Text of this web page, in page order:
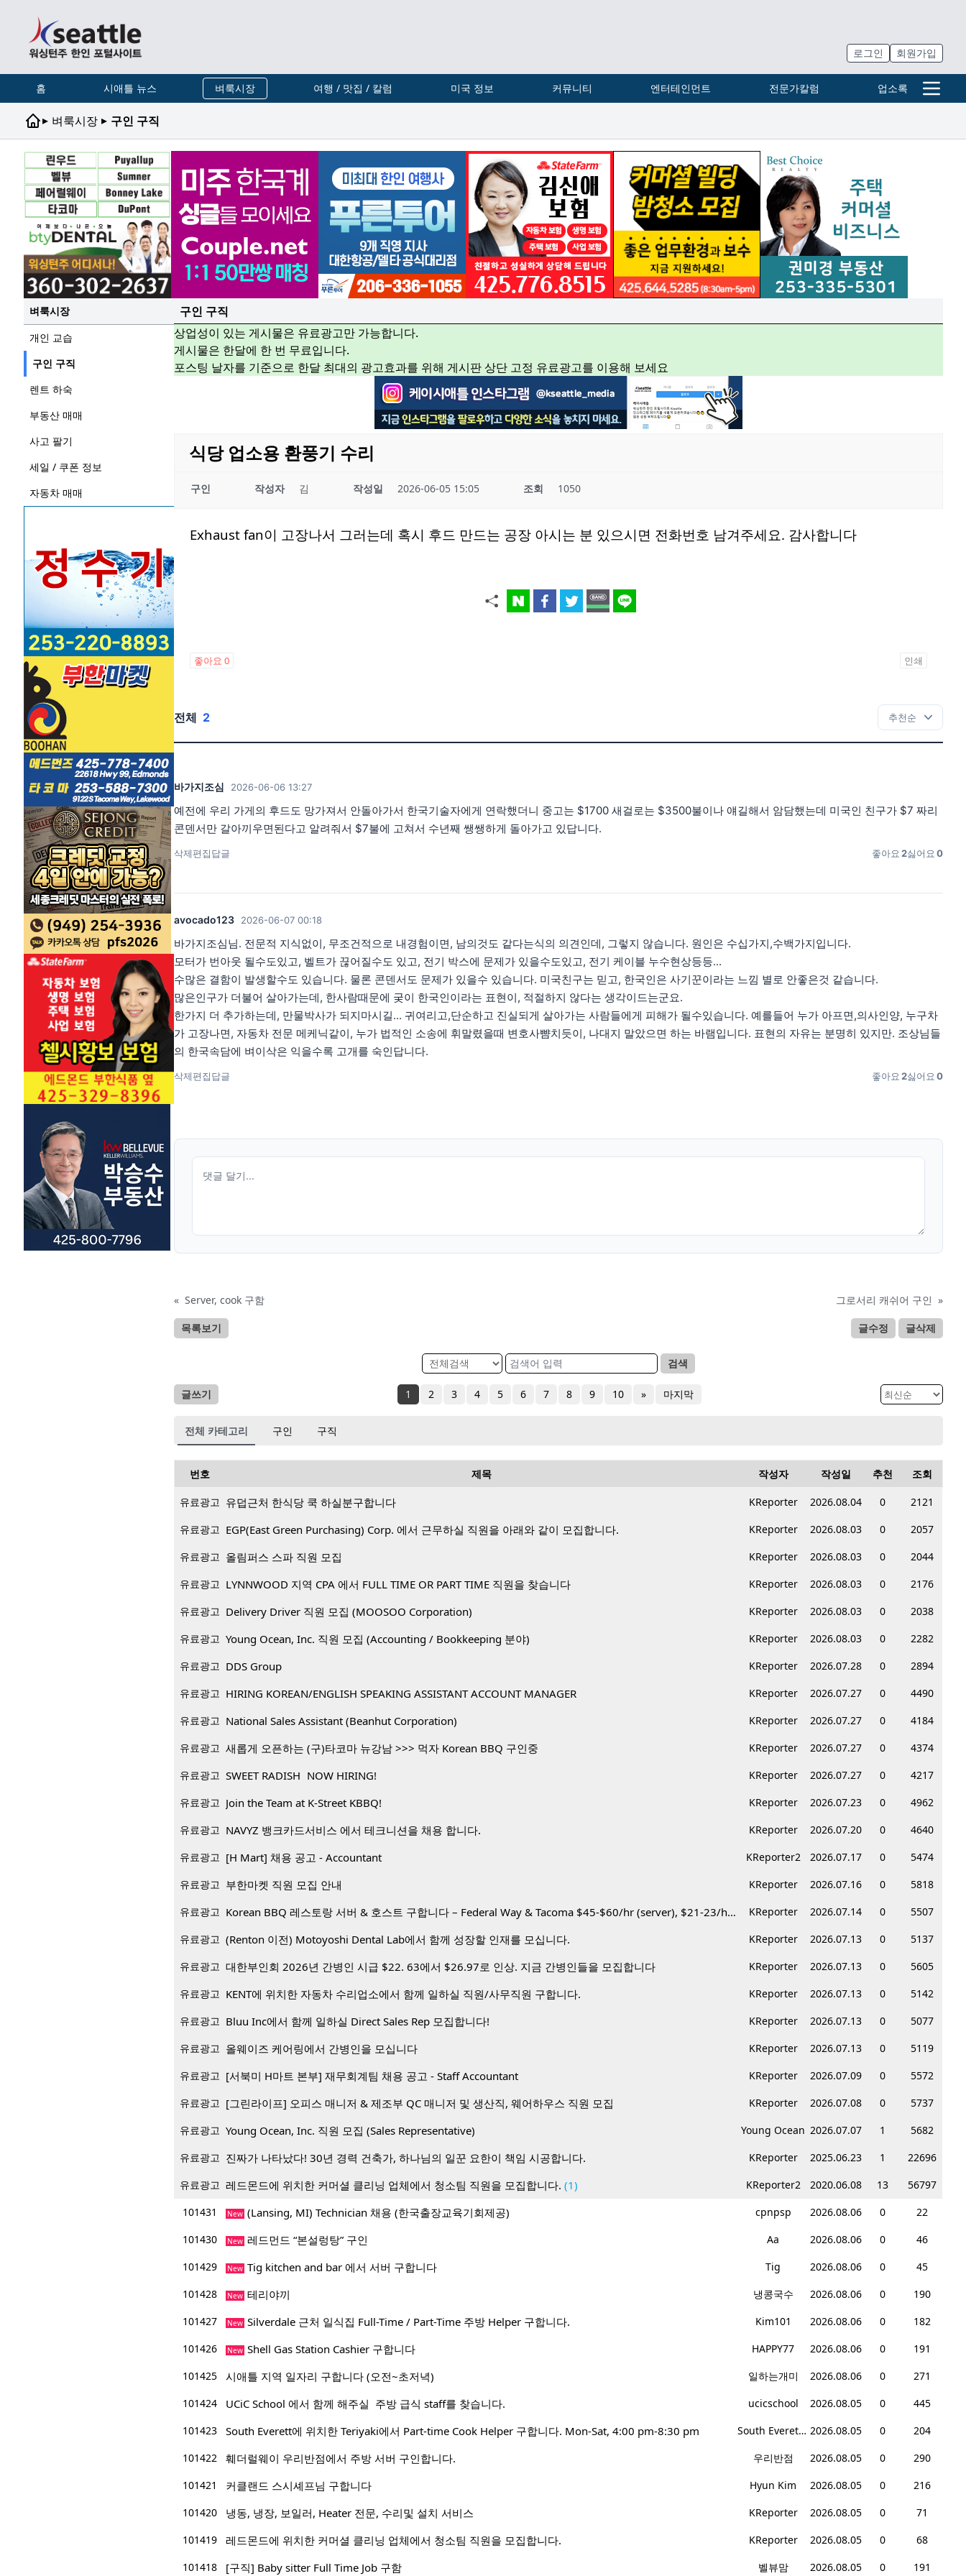
로그인 회원가입
홈 시애틀 뉴스 벼룩시장 여행 / 맛집 / 칼럼 미국 정보 커뮤니티 엔터테인먼트 전문가칼럼 업소록
▸ 벼룩시장 ▸ 구인 구직
벼룩시장
개인 교습
구인 구직
렌트 하숙
부동산 매매
사고 팔기
세일 / 쿠폰 정보
자동차 매매
구인 구직
상업성이 있는 게시물은 유료광고만 가능합니다.
게시물은 한달에 한 번 무료입니다.
포스팅 날자를 기준으로 한달 최대의 광고효과를 위해 게시판 상단 고정 유료광고를 이용해 보세요
식당 업소용 환풍기 수리
구인 작성자 김 작성일 2026-06-05 15:05 조회 1050
Exhaust fan이 고장나서 그러는데 혹시 후드 만드는 공장 아시는 분 있으시면 전화번호 남겨주세요. 감사합니다
좋아요 0 인쇄
전체 2
바가지조심 2026-06-06 13:27
예전에 우리 가게의 후드도 망가져서 안돌아가서 한국기술자에게 연락했더니 중고는 $1700 새걸로는 $3500불이나 얘길해서 암담했는데 미국인 친구가 $7 짜리
콘덴서만 갈아끼우면된다고 알려줘서 $7불에 고쳐서 수년째 쌩쌩하게 돌아가고 있답니다.
삭제편집답글 좋아요2싫어요0
avocado123 2026-06-07 00:18
바가지조심님. 전문적 지식없이, 무조건적으로 내경험이면, 남의것도 같다는식의 의견인데, 그렇지 않습니다. 원인은 수십가지,수백가지입니다.
모터가 번아웃 될수도있고, 벨트가 끊어질수도 있고, 전기 박스에 문제가 있을수도있고, 전기 케이블 누수현상등등...
수많은 결함이 발생할수도 있습니다. 물론 콘덴서도 문제가 있을수 있습니다. 미국친구는 믿고, 한국인은 사기꾼이라는 느낌 별로 안좋은것 같습니다.
많은인구가 더불어 살아가는데, 한사람때문에 궂이 한국인이라는 표현이, 적절하지 않다는 생각이드는군요.
한가지 더 추가하는데, 만물박사가 되지마시길... 귀여리고,단순하고 진실되게 살아가는 사람들에게 피해가 될수있습니다. 예를들어 누가 아프면,의사인양, 누구차
가 고장나면, 자동차 전문 메케닉같이, 누가 법적인 소송에 휘말렸을때 변호사뺨치듯이, 나대지 말았으면 하는 바램입니다. 표현의 자유는 분명히 있지만. 조상님들
의 한국속담에 벼이삭은 익을수록 고개를 숙인답니다.
삭제편집답글 좋아요2싫어요0
« Server, cook 구함 그로서리 캐쉬어 구인 »
목록보기 글수정 글삭제
검색
글쓰기 1 2 3 4 5 6 7 8 9 10 » 마지막
전체 카테고리 구인 구직
번호 제목 작성자 작성일 추천 조회
유료광고 유덥근처 한식당 쿡 하실분구합니다 KReporter 2026.08.04 0
2121
유료광고 EGP(East Green Purchasing) Corp. 에서 근무하실 직원을 아래와 같이 모집합니다. KReporter 2026.08.03 0
2057
유료광고 올림퍼스 스파 직원 모집 KReporter 2026.08.03 0
2044
유료광고 LYNNWOOD 지역 CPA 에서 FULL TIME OR PART TIME 직원을 찾습니다 KReporter 2026.08.03 0
2176
유료광고 Delivery Driver 직원 모집 (MOOSOO Corporation) KReporter 2026.08.03 0
2038
유료광고 Young Ocean, Inc. 직원 모집 (Accounting / Bookkeeping 분야) KReporter 2026.08.03 0
2282
유료광고 DDS Group KReporter 2026.07.28 0
2894
유료광고 HIRING KOREAN/ENGLISH SPEAKING ASSISTANT ACCOUNT MANAGER KReporter 2026.07.27 0
4490
유료광고 National Sales Assistant (Beanhut Corporation) KReporter 2026.07.27 0
4184
유료광고 새롭게 오픈하는 (구)타코마 뉴강남 >>> 먹자 Korean BBQ 구인중 KReporter 2026.07.27 0
4374
유료광고 SWEET RADISH NOW HIRING! KReporter 2026.07.27 0
4217
유료광고 Join the Team at K-Street KBBQ! KReporter 2026.07.23 0
4962
유료광고 NAVYZ 뱅크카드서비스 에서 테크니션을 채용 합니다. KReporter 2026.07.20 0
4640
유료광고 [H Mart] 채용 공고 - Accountant KReporter2 2026.07.17 0
5474
유료광고 부한마켓 직원 모집 안내 KReporter 2026.07.16 0
5818
유료광고
Korean BBQ 레스토랑 서버 & 호스트 구합니다 – Federal Way & Tacoma $45-$60/hr (server), $21-23/hr (Host) KReporter 2026.07.14 0
5507
유료광고 (Renton 이전) Motoyoshi Dental Lab에서 함께 성장할 인재를 모십니다. KReporter 2026.07.13 0
5137
유료광고 대한부인회 2026년 간병인 시급 $22. 63에서 $26.97로 인상. 지금 간병인들을 모집합니다 KReporter 2026.07.13 0
5605
유료광고 KENT에 위치한 자동차 수리업소에서 함께 일하실 직원/사무직원 구합니다. KReporter 2026.07.13 0
5142
유료광고 Bluu Inc에서 함께 일하실 Direct Sales Rep 모집합니다! KReporter 2026.07.13 0
5077
유료광고 올웨이즈 케어링에서 간병인을 모십니다 KReporter 2026.07.13 0
5119
유료광고 [서북미 H마트 본부] 재무회계팀 채용 공고 - Staff Accountant KReporter 2026.07.09 0
5572
유료광고 [그린라이프] 오피스 매니저 & 제조부 QC 매니저 및 생산직, 웨어하우스 직원 모집 KReporter 2026.07.08 0
5737
유료광고 Young Ocean, Inc. 직원 모집 (Sales Representative) Young Ocean 2026.07.07 1
5682
유료광고 진짜가 나타났다! 30년 경력 건축가, 하나님의 일꾼 요한이 책임 시공합니다. KReporter 2025.06.23 1
22696
유료광고 레드몬드에 위치한 커머셜 클리닝 업체에서 청소팀 직원을 모집합니다. (1) KReporter2 2020.06.08 13
56797
101431
New (Lansing, MI) Technician 채용 (한국출장교육기회제공) cpnpsp 2026.08.06 0
22
101430
New 레드먼드 “본설렁탕” 구인 Aa 2026.08.06 0
46
101429
New Tig kitchen and bar 에서 서버 구합니다 Tig 2026.08.06 0
45
101428
New 테리야끼 냉콩국수 2026.08.06 0
190
101427
New Silverdale 근처 일식집 Full-Time / Part-Time 주방 Helper 구합니다. Kim101 2026.08.06 0
182
101426
New Shell Gas Station Cashier 구합니다 HAPPY77 2026.08.06 0
191
101425
시애틀 지역 일자리 구합니다 (오전~초저녁) 일하는개미 2026.08.06 0
271
101424
UCiC School 에서 함께 해주실 주방 급식 staff를 찾습니다. ucicschool 2026.08.05 0
445
101423
South Everett에 위치한 Teriyaki에서 Part-time Cook Helper 구합니다. Mon-Sat, 4:00 pm-8:30 pm South Everett Teriyaki 2026.08.05 0
204
101422
훼더럴웨이 우리반점에서 주방 서버 구인합니다. 우리반점 2026.08.05 0
290
101421
커클랜드 스시셰프님 구합니다 Hyun Kim 2026.08.05 0
216
101420
냉동, 냉장, 보일러, Heater 전문, 수리및 설치 서비스 KReporter 2026.08.05 0
71
101419
레드몬드에 위치한 커머셜 클리닝 업체에서 청소팀 직원을 모집합니다. KReporter 2026.08.05 0
68
101418
[구직] Baby sitter Full Time Job 구함 벨뷰맘 2026.08.05 0 191